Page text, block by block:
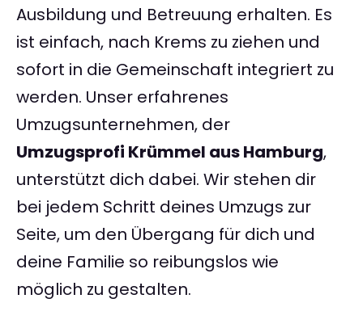
Ausbildung und Betreuung erhalten. Es
ist einfach, nach Krems zu ziehen und
sofort in die Gemeinschaft integriert zu
werden. Unser erfahrenes
Umzugsunternehmen, der
Umzugsprofi Krümmel aus Hamburg,
unterstützt dich dabei. Wir stehen dir
bei jedem Schritt deines Umzugs zur
Seite, um den Übergang für dich und
deine Familie so reibungslos wie
möglich zu gestalten.